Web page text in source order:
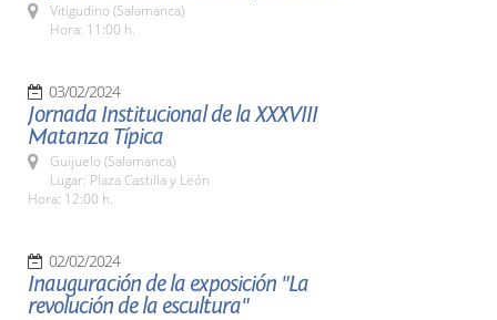
Vitigudino (Salamanca)
Hora: 11:00 h.
03/02/2024
Jornada Institucional de la XXXVIII
Matanza Típica
Guijuelo (Salamanca)
Lugar: Plaza Castilla y León
Hora: 12:00 h.
02/02/2024
Inauguración de la exposición "La
revolución de la escultura"